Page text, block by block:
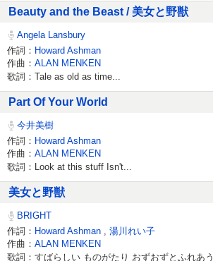
Beauty and the Beast / 美女と野獣
Angela Lansbury
作詞： Howard Ashman
作曲： ALAN MENKEN
歌詞：Tale as old as time...
Part Of Your World
今井美樹
作詞： Howard Ashman
作曲： ALAN MENKEN
歌詞：Look at this stuff Isn't...
美女と野獣
BRIGHT
作詞： Howard Ashman
湯川れい子
作曲： ALAN MENKEN
歌詞：すばらしい ものがたり おずおずとふれあ